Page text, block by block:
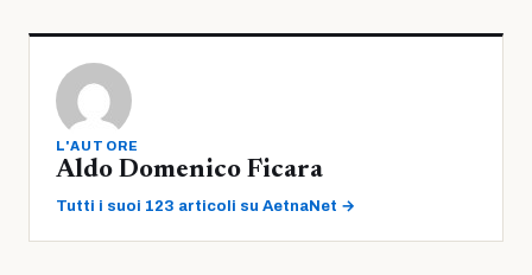
L'AUTORE
Aldo Domenico Ficara
Tutti i suoi 123 articoli su AetnaNet →